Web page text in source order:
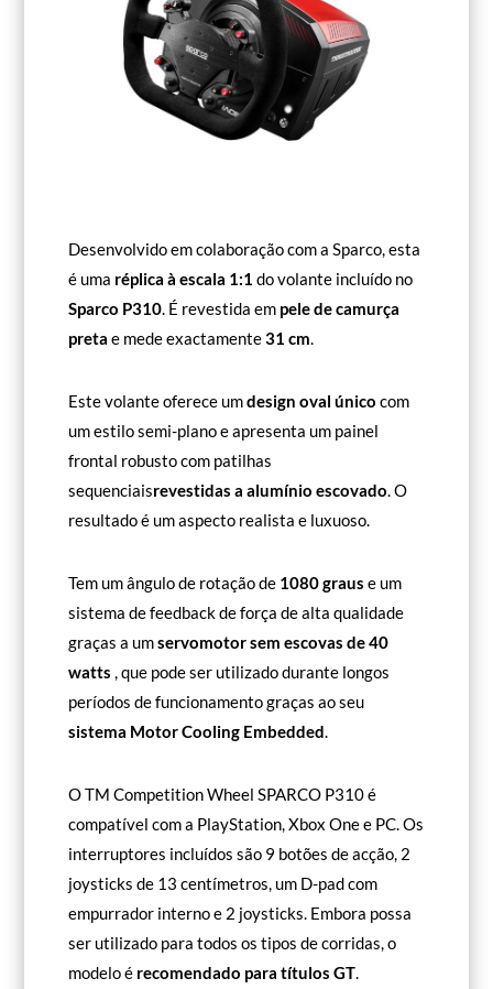
Desenvolvido em colaboração com a Sparco, esta
é uma réplica à escala 1:1do volante incluído no
Sparco P310. É revestida em pele de camurça
preta e mede exactamente31 cm.
Este volante oferece umdesign oval único com
um estilo semi-plano e apresenta um painel
frontal robusto com patilhas
sequenciaisrevestidas a alumínio escovado. O
resultado é um aspecto realista e luxuoso.
Tem um ângulo de rotação de 1080 graus e um
sistema de feedback de força de alta qualidade
graças a umservomotor sem escovas de 40
watts, que pode ser utilizado durante longos
períodos de funcionamento graças ao seu
sistema Motor Cooling Embedded.
O TM Competition Wheel SPARCO P310 é
compatível com a PlayStation, Xbox One e PC. Os
interruptores incluídos são 9 botões de acção, 2
joysticks de 13 centímetros, um D-pad com
empurrador interno e 2 joysticks. Embora possa
ser utilizado para todos os tipos de corridas, o
modelo é recomendado para títulos GT.